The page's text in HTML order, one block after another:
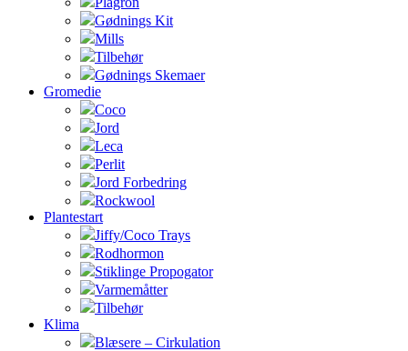
Gødnings Kit
Mills
Tilbehør
Gødnings Skemaer
Gromedie
Coco
Jord
Leca
Perlit
Jord Forbedring
Rockwool
Plantestart
Jiffy/Coco Trays
Rodhormon
Stiklinge Propogator
Varmemåtter
Tilbehør
Klima
Blæsere – Cirkulation